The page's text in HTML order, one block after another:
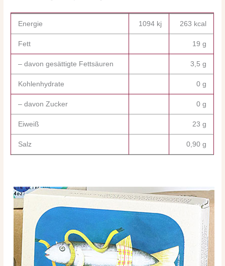
Energie 1094 kj 263 kcal
Fett 19 g
– davon gesättigte Fettsäuren 3,5 g
Kohlenhydrate 0 g
– davon Zucker 0 g
Eiweiß 23 g
Salz 0,90 g